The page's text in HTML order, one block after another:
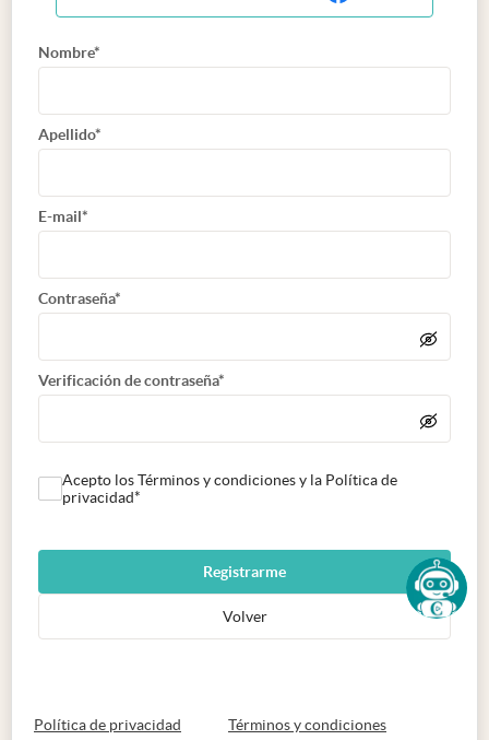
Nombre*
Apellido*
E-mail*
Contraseña*
Verificación de contraseña*
Acepto los Términos y condiciones y la Política de
privacidad*
Registrarme
Volver
Política de privacidad abre en nueva pestaña
Términos y condicionesabre en nueva